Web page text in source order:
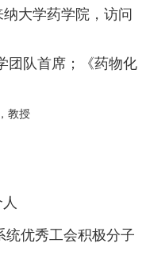
大学药学院，访问
队首席；《药物化
教授
优秀工会积极分子